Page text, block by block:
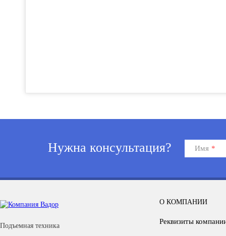
Нужна консультация? Имя *
Подъемная техника
О КОМПАНИИ
Реквизиты